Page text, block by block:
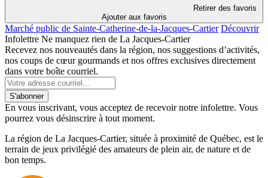
Retirer des favoris
Ajouter aux favoris
Marché public de Sainte-Catherine-de-la-Jacques-Cartier Découvrir
Infolettre Ne manquez rien de La Jacques-Cartier
Recevez nos nouveautés dans la région, nos suggestions d’activités,
nos coups de cœur gourmands et nos offres exclusives directement
dans votre boîte courriel.
S'abonner
En vous inscrivant, vous acceptez de recevoir notre infolettre. Vous
pourrez vous désinscrire à tout moment.
La région de La Jacques-Cartier, située à proximité de Québec, est le
terrain de jeux privilégié des amateurs de plein air, de nature et de
bon temps.